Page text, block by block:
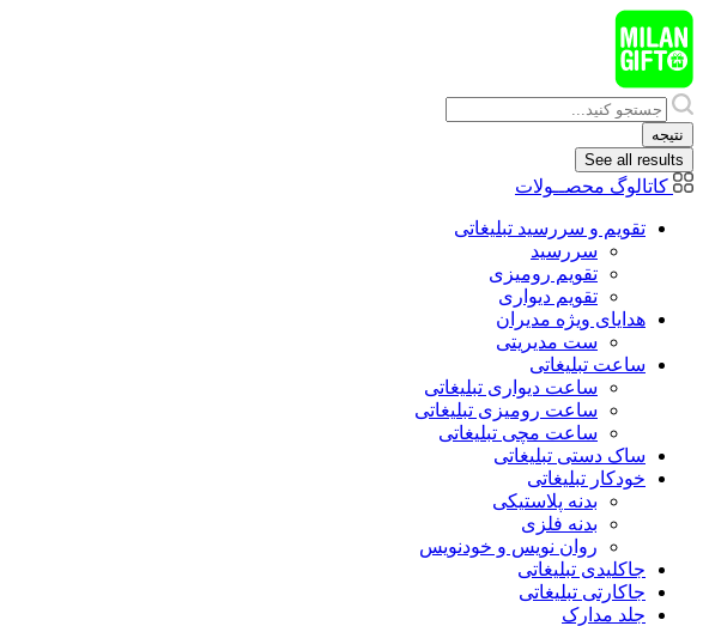
پرش
به
محتوا
Search
...
نتیجه
See all results
کاتالوگ محصــولات
تقویم و سررسید تبلیغاتی
سررسید
تقویم رومیزی
تقویم دیواری
هدایای ويژه مدیران
ست مدیریتی
ساعت تبلیغاتی
ساعت دیواری تبلیغاتی
ساعت رومیزی تبلیغاتی
ساعت مچی تبلیغاتی
ساک دستی تبلیغاتی
خودکار تبلیغاتی
بدنه پلاستیکی
بدنه فلزی
روان نویس و خودنویس
جاکلیدی تبلیغاتی
جاکارتی تبلیغاتی
جلد مدارک